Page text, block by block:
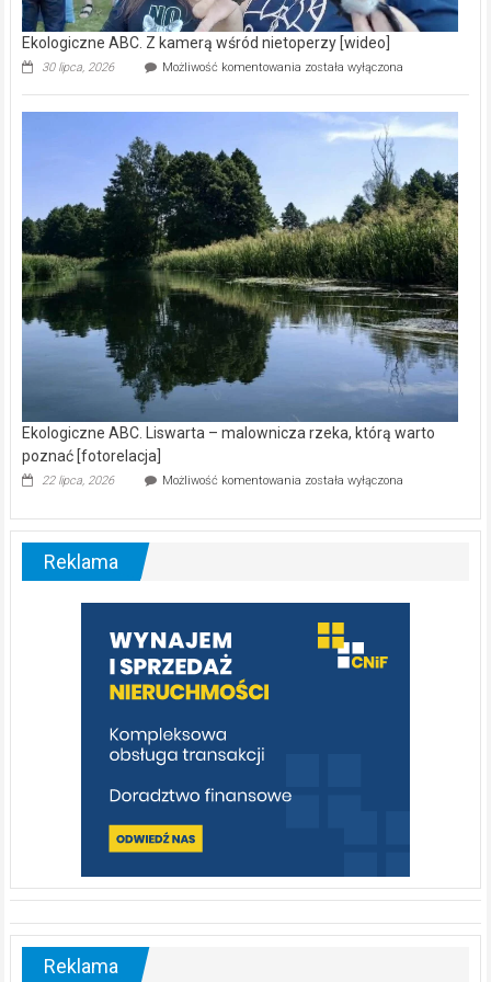
Ekologiczne ABC. Z kamerą wśród nietoperzy [wideo]
30 lipca, 2026 Możliwość komentowania Ekologiczne
kamerą
wśród
została wyłączona
Ekologiczne ABC. Liswarta – malownicza rzeka, którą warto
poznać [fotorelacja]
22 lipca, 2026 Możliwość komentowania Ekologiczne
–
warto
poznać
[fotorelacja]
została wyłączona
Reklama
Reklama